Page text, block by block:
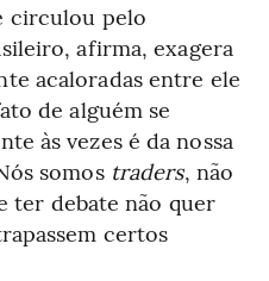
circulou pelo
afirma, exagera
acaloradas entre ele
de alguém se
às vezes é da nossa
somos traders, não
ter debate não quer
certos